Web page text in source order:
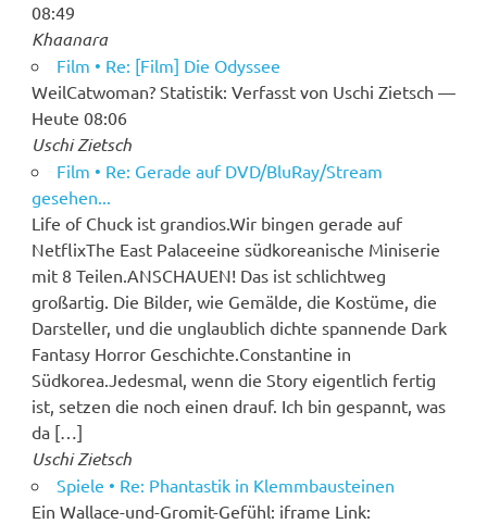
08:49
Khaanara
Film • Re: [Film] Die Odyssee
WeilCatwoman? Statistik: Verfasst von Uschi Zietsch —
Heute 08:06
Uschi Zietsch
Film • Re: Gerade auf DVD/BluRay/Stream
gesehen...
Life of Chuck ist grandios.Wir bingen gerade auf
NetflixThe East Palaceeine südkoreanische Miniserie
mit 8 Teilen.ANSCHAUEN! Das ist schlichtweg
großartig. Die Bilder, wie Gemälde, die Kostüme, die
Darsteller, und die unglaublich dichte spannende Dark
Fantasy Horror Geschichte.Constantine in
Südkorea.Jedesmal, wenn die Story eigentlich fertig
ist, setzen die noch einen drauf. Ich bin gespannt, was
da […]
Uschi Zietsch
Spiele • Re: Phantastik in Klemmbausteinen
Ein Wallace-und-Gromit-Gefühl: iframe Link: